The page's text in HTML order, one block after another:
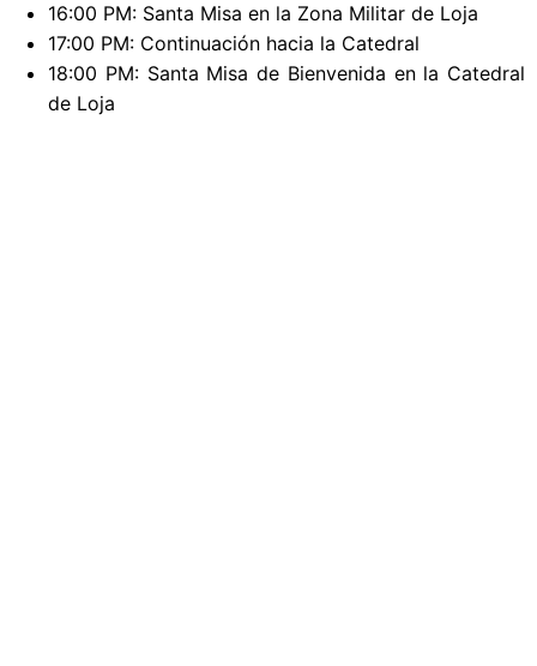
16:00 PM: Santa Misa en la Zona Militar de Loja
17:00 PM: Continuación hacia la Catedral
18:00 PM: Santa Misa de Bienvenida en la Catedral
de Loja